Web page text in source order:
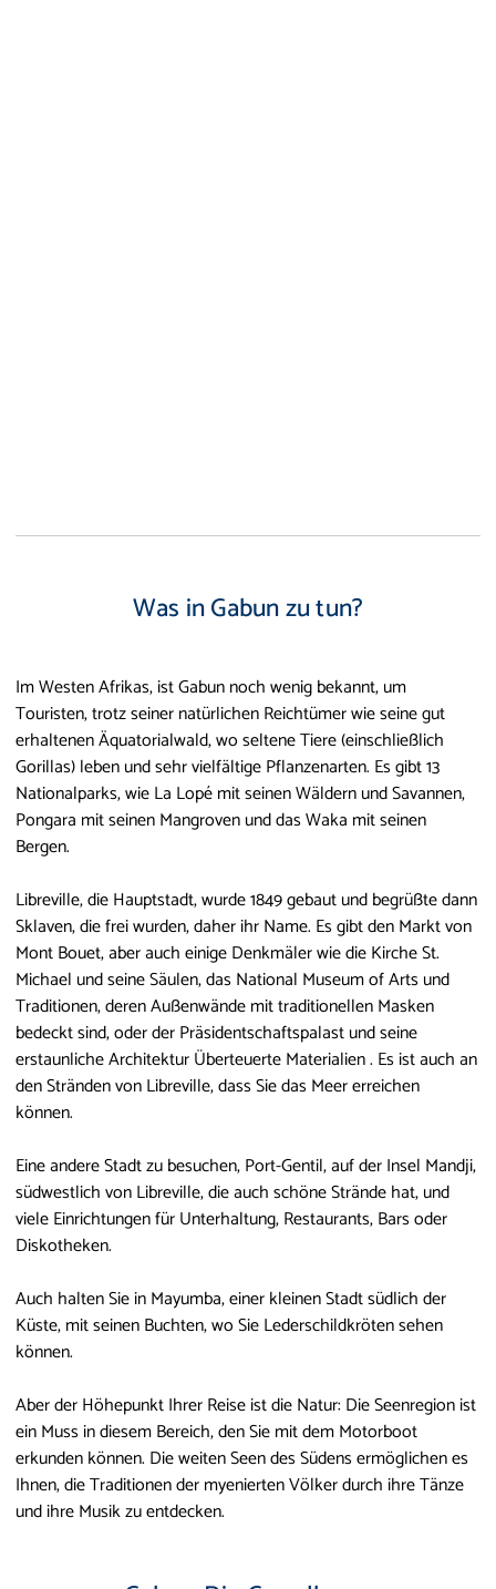
Was in Gabun zu tun?
Im Westen Afrikas, ist Gabun noch wenig bekannt, um
Touristen, trotz seiner natürlichen Reichtümer wie seine gut
erhaltenen Äquatorialwald, wo seltene Tiere (einschließlich
Gorillas) leben und sehr vielfältige Pflanzenarten. Es gibt 13
Nationalparks, wie La Lopé mit seinen Wäldern und Savannen,
Pongara mit seinen Mangroven und das Waka mit seinen
Bergen.
Libreville, die Hauptstadt, wurde 1849 gebaut und begrüßte dann
Sklaven, die frei wurden, daher ihr Name. Es gibt den Markt von
Mont Bouet, aber auch einige Denkmäler wie die Kirche St.
Michael und seine Säulen, das National Museum of Arts und
Traditionen, deren Außenwände mit traditionellen Masken
bedeckt sind, oder der Präsidentschaftspalast und seine
erstaunliche Architektur Überteuerte Materialien . Es ist auch an
den Stränden von Libreville, dass Sie das Meer erreichen
können.
Eine andere Stadt zu besuchen, Port-Gentil, auf der Insel Mandji,
südwestlich von Libreville, die auch schöne Strände hat, und
viele Einrichtungen für Unterhaltung, Restaurants, Bars oder
Diskotheken.
Auch halten Sie in Mayumba, einer kleinen Stadt südlich der
Küste, mit seinen Buchten, wo Sie Lederschildkröten sehen
können.
Aber der Höhepunkt Ihrer Reise ist die Natur: Die Seenregion ist
ein Muss in diesem Bereich, den Sie mit dem Motorboot
erkunden können. Die weiten Seen des Südens ermöglichen es
Ihnen, die Traditionen der myenierten Völker durch ihre Tänze
und ihre Musik zu entdecken.